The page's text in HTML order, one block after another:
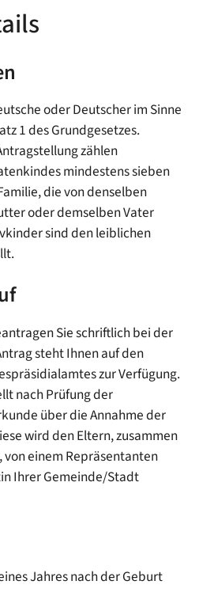
oder Deutscher im Sinne
1 des Grundgesetzes.
zählen
mindestens sieben
die von denselben
oder demselben Vater
sind den leiblichen
Sie schriftlich bei der
steht Ihnen auf den
zur Verfügung.
nach Prüfung der
über die Annahme der
wird den Eltern, zusammen
einem Repräsentanten
Ihrer Gemeinde/Stadt
Jahres nach der Geburt